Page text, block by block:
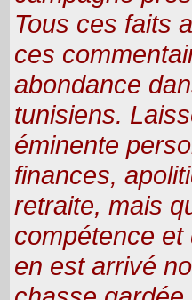
Tous ces faits
ces
abondance
tunisiens.
éminente
finances,
retraite, mais
compétence et
en est arrivé